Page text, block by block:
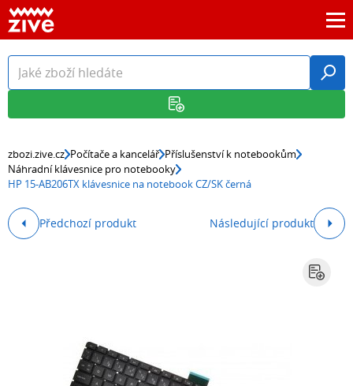
zbozi.zive.cz Počítače a kancelář Příslušenství k notebookům
Náhradní klávesnice pro notebooky
HP 15-AB206TX klávesnice na notebook CZ/SK černá
Předchozí produkt Následující produkt